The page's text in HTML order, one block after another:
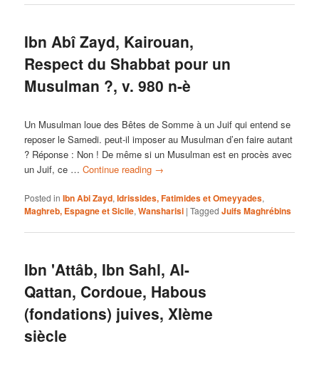
Ibn Abî Zayd, Kairouan,
Respect du Shabbat pour un
Musulman ?, v. 980 n-è
Un Musulman loue des Bêtes de Somme à un Juif qui entend se
reposer le Samedi. peut-il imposer au Musulman d’en faire autant
? Réponse : Non ! De même si un Musulman est en procès avec
un Juif, ce …Continue reading →
Posted in Ibn Abi Zayd,Idrissides, Fatimides et Omeyyades,
Maghreb, Espagne et Sicile,Wansharisi |Tagged Juifs Maghrébins
Ibn 'Attâb, Ibn Sahl, Al-
Qattan, Cordoue, Habous
(fondations) juives, XIème
siècle